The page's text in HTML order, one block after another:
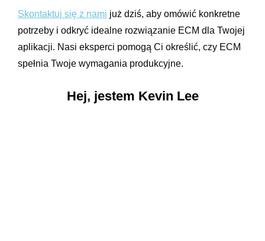
Skontaktuj się z nami już dziś, aby omówić konkretne
potrzeby i odkryć idealne rozwiązanie ECM dla Twojej
aplikacji. Nasi eksperci pomogą Ci określić, czy ECM
spełnia Twoje wymagania produkcyjne.
Hej, jestem Kevin Lee